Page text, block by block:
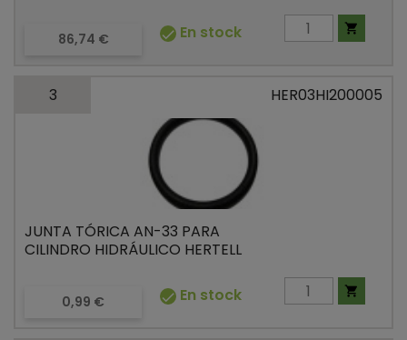
Precio
86,74 €  En stock 
3 HER03HI200005
JUNTA TÓRICA AN-33 PARA
CILINDRO HIDRÁULICO HERTELL
Precio
0,99 €  En stock 